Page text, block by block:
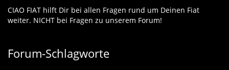
CIAO FIAT hilft Dir bei allen Fragen rund um Deinen Fiat
weiter. NICHT bei Fragen zu unserem Forum!
Forum-Schlagworte